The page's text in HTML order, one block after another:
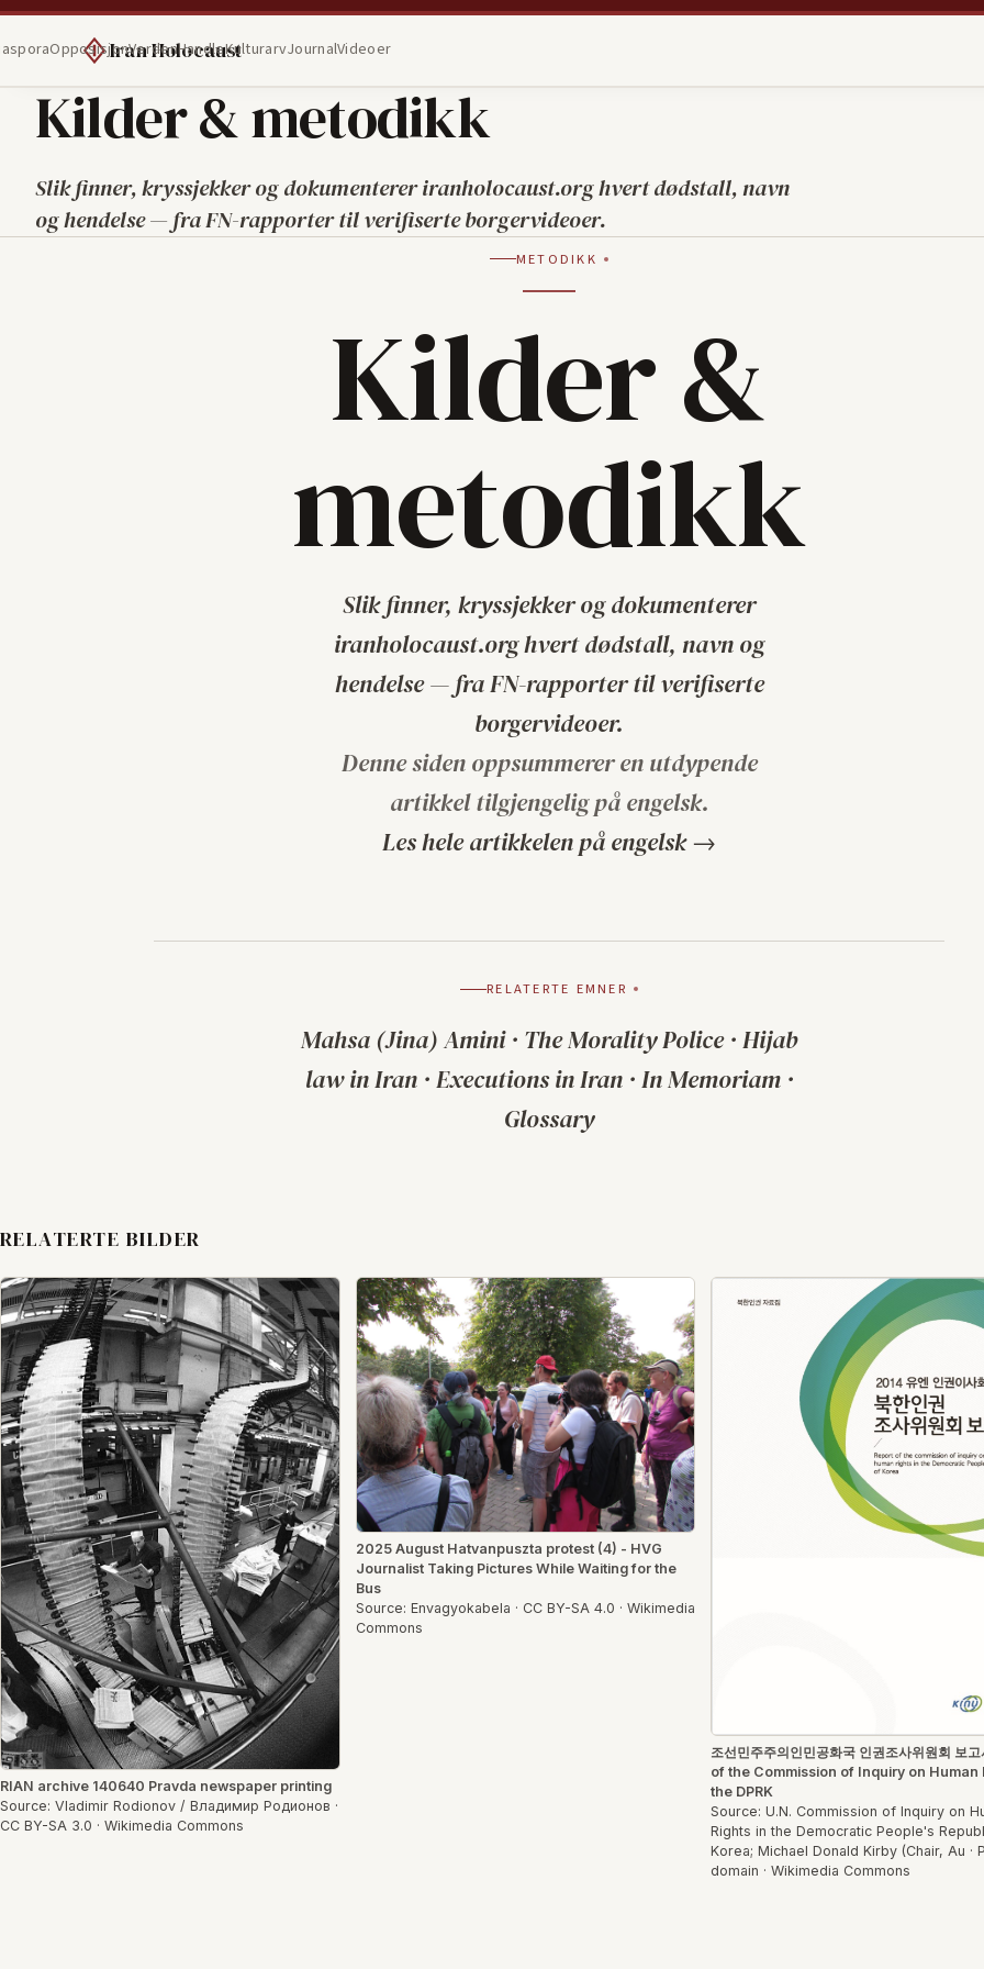
Iran Holocaust
OpposisjonVerdenHandleKulturarvJournalVideoer
Kilder & metodikk
Slik finner, kryssjekker og dokumenterer iranholocaust.org hvert dødstall, navn
og hendelse — fra FN-rapporter til verifiserte borgervideoer.
METODIKK
Kilder &
metodikk
Slik finner, kryssjekker og dokumenterer
iranholocaust.org hvert dødstall, navn og
hendelse — fra FN-rapporter til verifiserte
borgervideoer.
Denne siden oppsummerer en utdypende
artikkel tilgjengelig på engelsk.
Les hele artikkelen på engelsk →
RELATERTE EMNER
Mahsa (Jina) Amini· The Morality Police· Hijab
law in Iran· Executions in Iran· In Memoriam·
Glossary
RELATERTE BILDER
RIAN archive 140640 Pravda newspaper printing
Source: Vladimir Rodionov / Владимир Родионов ·
CC BY-SA 3.0 · Wikimedia Commons
2025 August Hatvanpuszta protest (4) - HVG
Journalist Taking Pictures While Waiting for the
Bus
Source: Envagyokabela · CC BY-SA 4.0 · Wikimedia
Commons
조선민주주의인민공화국 인권조사위원회 보
of the Commission of Inquiry on Human
the DPRK
Source: U.N. Commission of Inquiry on
Rights in the Democratic People's
Korea; Michael Donald Kirby (Chair, Au ·
domain · Wikimedia Commons